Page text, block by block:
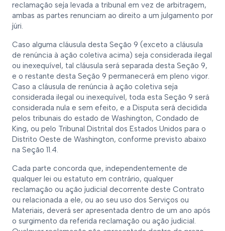
reclamação seja levada a tribunal em vez de arbitragem,
ambas as partes renunciam ao direito a um julgamento por
júri.
Caso alguma cláusula desta Seção 9 (exceto a cláusula
de renúncia à ação coletiva acima) seja considerada ilegal
ou inexequível, tal cláusula será separada desta Seção 9,
e o restante desta Seção 9 permanecerá em pleno vigor.
Caso a cláusula de renúncia à ação coletiva seja
considerada ilegal ou inexequível, toda esta Seção 9 será
considerada nula e sem efeito, e a Disputa será decidida
pelos tribunais do estado de Washington, Condado de
King, ou pelo Tribunal Distrital dos Estados Unidos para o
Distrito Oeste de Washington, conforme previsto abaixo
na Seção 11.4.
Cada parte concorda que, independentemente de
qualquer lei ou estatuto em contrário, qualquer
reclamação ou ação judicial decorrente deste Contrato
ou relacionada a ele, ou ao seu uso dos Serviços ou
Materiais, deverá ser apresentada dentro de um ano após
o surgimento da referida reclamação ou ação judicial.